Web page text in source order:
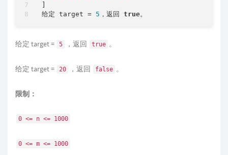
给定 target = 5 ，返回 true
给定 target = 5 ，返回 true 。
给定 target = 20 ，返回 false 。
限制：
0 <= n <= 1000
0 <= m <= 1000